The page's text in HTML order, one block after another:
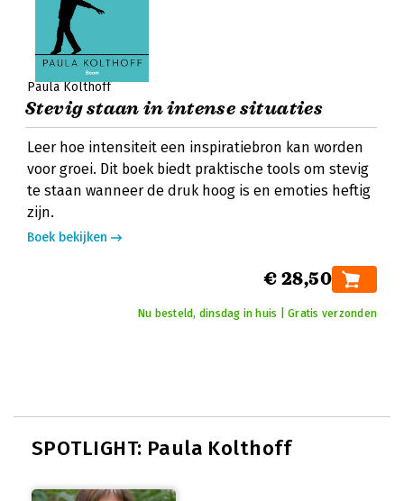
Paula Kolthoff
Stevig staan in intense situaties
Leer hoe intensiteit een inspiratiebron kan worden
voor groei. Dit boek biedt praktische tools om stevig
te staan wanneer de druk hoog is en emoties heftig
zijn.
Boek bekijken
€ 28,50
Nu besteld, dinsdag in huis | Gratis verzonden
SPOTLIGHT: Paula Kolthoff